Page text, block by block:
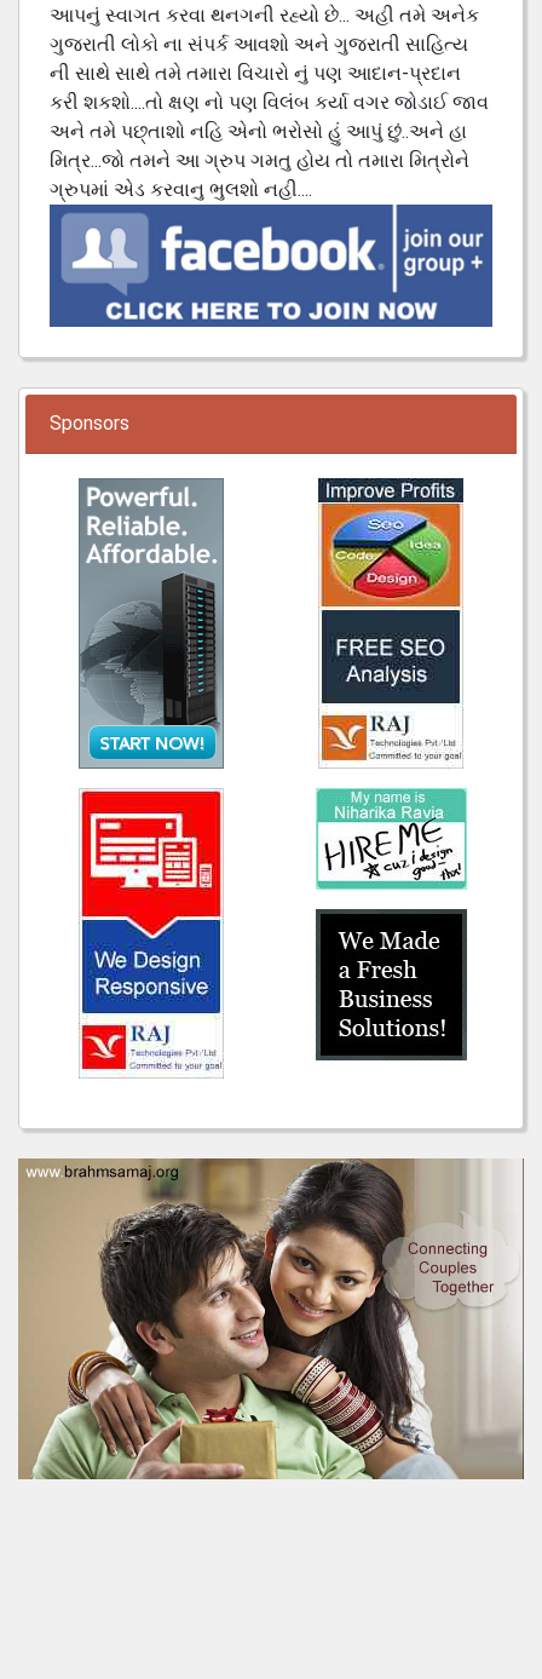
આપનું સ્વાગત કરવા થનગની રહ્યો છે... અહી તમે અનેક
ગુજરાતી લોકો ના સંપર્ક આવશો અને ગુજરાતી સાહિત્ય
ની સાથે સાથે તમે તમારા વિચારો નું પણ આદાન-પ્રદાન
કરી શકશો....તો ક્ષણ નો પણ વિલંબ કર્યા વગર જોડાઈ જાવ
અને તમે પછ્તાશો નહિ એનો ભરોસો હું આપું છું..અને હા
મિત્ર...જો તમને આ ગ્રુપ ગમતુ હોય તો તમારા મિત્રોને
ગ્રુપમાં એડ કરવાનુ ભુલશો નહી....
Sponsors